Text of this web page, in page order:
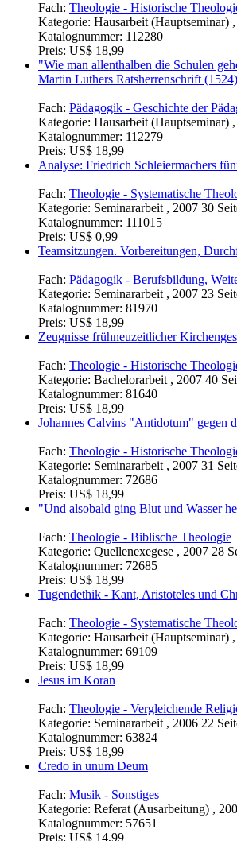
Fach: Theologie - Historische
Kategorie: Hausarbeit (Hauptseminar)
Katalognummer: 112280
Preis: US$ 18,99
"Wie man allenthalben die Schulen
Martin Luthers Ratsherrenschrift
Fach: Pädagogik - Geschichte der
Kategorie: Hausarbeit (Hauptseminar)
Katalognummer: 112279
Preis: US$ 18,99
Analyse: Friedrich Schleiermachers
Fach: Theologie - Systematische
Kategorie: Seminararbeit , 2007 30
Katalognummer: 111015
Preis: US$ 0,99
Teamsitzungen. Vorbereitungen,
Fach: Pädagogik - Berufsbildung,
Kategorie: Seminararbeit , 2007 23
Katalognummer: 81970
Preis: US$ 18,99
Zeugnisse frühneuzeitlicher
Fach: Theologie - Historische
Kategorie: Bachelorarbeit , 2007 40
Katalognummer: 81640
Preis: US$ 18,99
Johannes Calvins "Antidotum" gegen
Fach: Theologie - Historische
Kategorie: Seminararbeit , 2007 31
Katalognummer: 72686
Preis: US$ 18,99
"Und alsobald ging Blut und Wasser
Fach: Theologie - Biblische Theologie
Kategorie: Quellenexegese , 2007 28
Katalognummer: 72685
Preis: US$ 18,99
Tugendethik - Kant, Aristoteles und
Fach: Theologie - Systematische
Kategorie: Hausarbeit (Hauptseminar)
Katalognummer: 69109
Preis: US$ 18,99
Jesus im Koran
Fach: Theologie - Vergleichende
Kategorie: Seminararbeit , 2006 22
Katalognummer: 63824
Preis: US$ 18,99
Credo in unum Deum
Fach: Musik - Sonstiges
Kategorie: Referat (Ausarbeitung) ,
Katalognummer: 57651
Preis: US$ 14,99